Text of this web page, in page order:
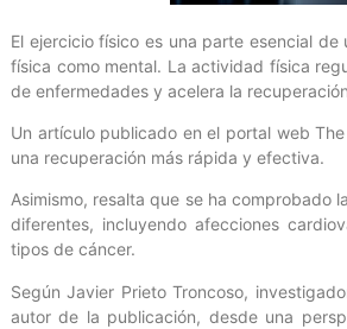
El ejercicio físico es una parte esencial
física como mental. La actividad física
de enfermedades y acelera la
Un artículo publicado en el portal web
una recuperación más rápida y efectiva.
Asimismo, resalta que se ha comprobado
diferentes, incluyendo afecciones
tipos de cáncer.
Según Javier Prieto Troncoso,
autor de la publicación, desde una